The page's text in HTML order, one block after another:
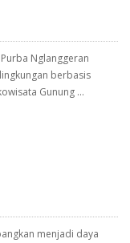
Nglanggeran
berbasis
Gunung ...
menjadi daya